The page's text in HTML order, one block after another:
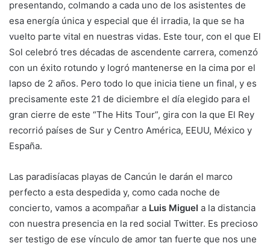
presentando, colmando a cada uno de los asistentes de
esa energía única y especial que él irradia, la que se ha
vuelto parte vital en nuestras vidas. Este tour, con el que El
Sol celebró tres décadas de ascendente carrera, comenzó
con un éxito rotundo y logró mantenerse en la cima por el
lapso de 2 años. Pero todo lo que inicia tiene un final, y es
precisamente este 21 de diciembre el día elegido para el
gran cierre de este “The Hits Tour”, gira con la que El Rey
recorrió países de Sur y Centro América, EEUU, México y
España.
Las paradisíacas playas de Cancún le darán el marco
perfecto a esta despedida y, como cada noche de
concierto, vamos a acompañar a Luis Miguel a la distancia
con nuestra presencia en la red social Twitter. Es precioso
ser testigo de ese vínculo de amor tan fuerte que nos une